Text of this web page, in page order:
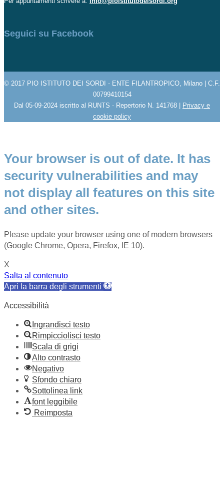
Seguici su Facebook
© 2017 PIO ISTITUTO DEI SORDI - ENTE FILANTROPICO, Milano | C.F.
00799410154
Dal 05-09-2024 iscritto al RUNTS - Repertorio N. 141768 | Privacy e
cookie policy
Your browser is out of date. It has
security vulnerabilities and may
not display all features on this site
and other sites.
Please update your browser using one of modern browsers
(Google Chrome, Opera, Firefox, IE 10).
X
Salta al contenuto
Apri la barra degli strumenti
Accessibilità
Ingrandisci testo
Rimpicciolisci testo
Scala di grigi
Alto contrasto
Negativo
Sfondo chiaro
Sottolinea link
font leggibile
Reimposta